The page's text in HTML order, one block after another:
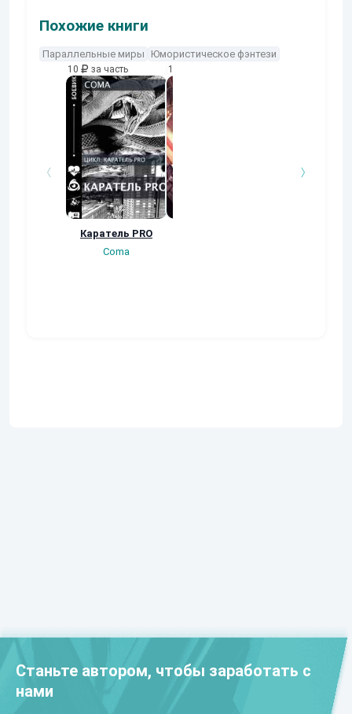
Похожие книги
Параллельные миры Юмористическое фэнтези
10 за часть
Каратель PRO
Coma
10
Станьте автором, чтобы заработать с
нами